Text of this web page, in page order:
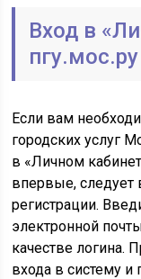
Вход в
пгу.мос.ру
Если вам
городских услуг
в «Личном
впервые, следует
регистрации.
электронной
качестве логина.
входа в систему и